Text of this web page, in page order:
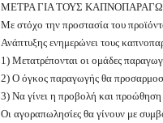
ΜΕΤΡΑ ΓΙΑ ΤΟΥΣ
Με στόχο την προστασία του
Ανάπτυξης ενημερώνει τους
1) Μετατρέπονται οι ομάδες
2) Ο όγκος παραγωγής θα
3) Να γίνει η προβολή και προώθηση
Οι αγοραπωλησίες θα γίνουν με